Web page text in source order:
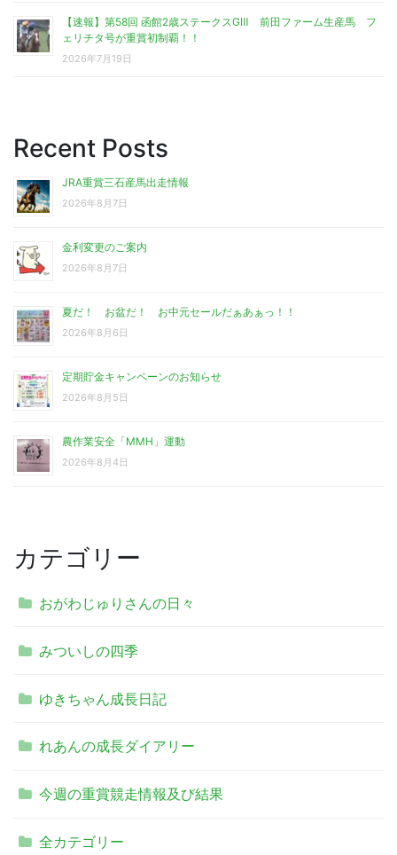
【速報】第58回 函館2歳ステークスGⅢ 前田ファーム生産馬 フ
ェリチタ号が重賞初制覇！！
2026年7月19日
Recent Posts
JRA重賞三石産馬出走情報
2026年8月7日
金利変更のご案内
2026年8月7日
夏だ！ お盆だ！ お中元セールだぁあぁっ！！
2026年8月6日
定期貯金キャンペーンのお知らせ
2026年8月5日
農作業安全「MMH」運動
2026年8月4日
カテゴリー
おがわじゅりさんの日々
みついしの四季
ゆきちゃん成長日記
れあんの成長ダイアリー
今週の重賞競走情報及び結果
全カテゴリー